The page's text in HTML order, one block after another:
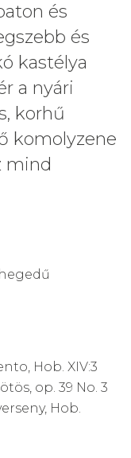
és
és
kastélya
a nyári
korhű
komolyzene
mind
Hob. XIV:3
op. 39 No. 3
Hob.